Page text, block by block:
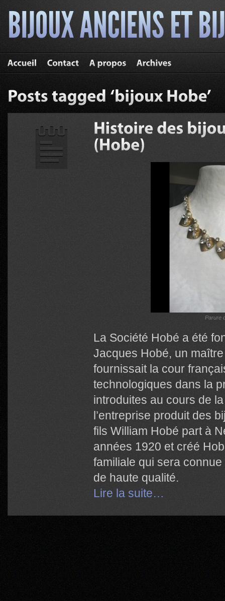
Parure
La Société Hobé a été
Jacques Hobé, un
fournissait la cour
technologiques dans la
introduites au cours de
l’entreprise produit des
fils William Hobé part à
années 1920 et créé
familiale qui sera
de haute qualité.
Lire la suite…